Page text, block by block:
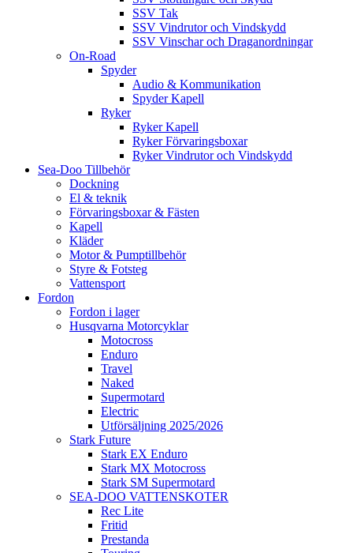
SSV Tak
SSV Vindrutor och Vindskydd
SSV Vinschar och Draganordningar
On-Road
Spyder
Audio & Kommunikation
Spyder Kapell
Ryker
Ryker Kapell
Ryker Förvaringsboxar
Ryker Vindrutor och Vindskydd
Sea-Doo Tillbehör
Dockning
El & teknik
Förvaringsboxar & Fästen
Kapell
Kläder
Motor & Pumptillbehör
Styre & Fotsteg
Vattensport
Fordon
Fordon i lager
Husqvarna Motorcyklar
Motocross
Enduro
Travel
Naked
Supermotard
Electric
Utförsäljning 2025/2026
Stark Future
Stark EX Enduro
Stark MX Motocross
Stark SM Supermotard
SEA-DOO VATTENSKOTER
Rec Lite
Fritid
Prestanda